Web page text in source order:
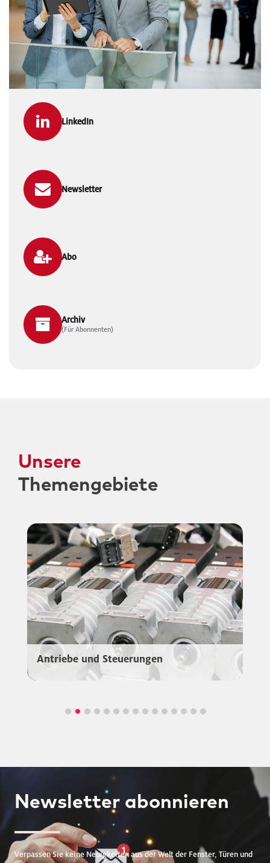
LinkedIn
Newsletter
Abo
Archiv
(Für Abonnenten)
Unsere
Themengebiete
Gestalter der Energiewende
Newsletter abonnieren
Verpassen Sie keine Neuigkeiten aus der Welt der Fenster, Türen und